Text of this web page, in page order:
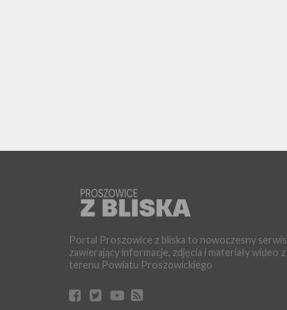
Portal Proszowice z bliska to nowoczesny serwis
zawierający informacje, zdjęcia i materiały wideo z
terenu Powiatu Proszowickiego